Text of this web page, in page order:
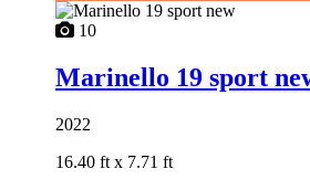
10
Marinello 19 sport
2022
16.40 ft x 7.71 ft